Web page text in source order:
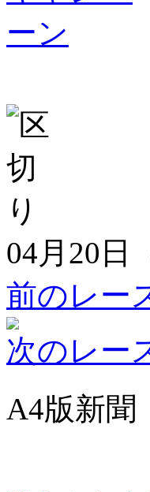
04月20日
前のレー
次のレー
A4版新聞